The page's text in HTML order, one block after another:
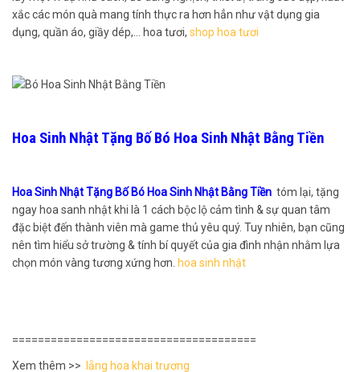
xắc các món quà mang tính thực ra hơn hẳn như vật dụng gia
dụng, quần áo, giầy dép,… hoa tươi, shop hoa tươi
Hoa Sinh Nhật Tặng Bố Bó Hoa Sinh Nhật Bằng Tiền
Hoa Sinh Nhật Tặng Bố Bó Hoa Sinh Nhật Bằng Tiền tóm lại, tặng
ngay hoa sanh nhật khi là 1 cách bộc lộ cảm tình & sự quan tâm
đặc biệt đến thành viên mà game thủ yêu quý. Tuy nhiên, bạn cũng
nên tìm hiểu sở trường & tính bí quyết của gia đình nhận nhằm lựa
chọn món vàng tương xứng hơn. hoa sinh nhật
======================================
Xem thêm >>
lẵng hoa khai trương